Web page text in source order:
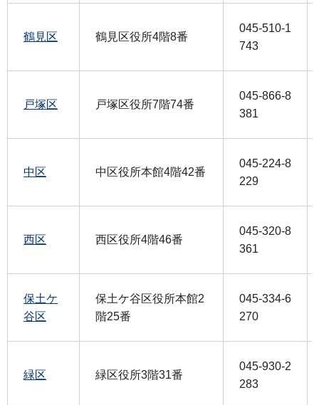
鶴見区 鶴見区役所4階8番
045-510-1
743
戸塚区 戸塚区役所7階74番
045-866-8
381
中区 中区役所本館4階42番
045-224-8
229
西区 西区役所4階46番
045-320-8
361
保土ケ
谷区
保土ケ谷区役所本館2
階25番
045-334-6
270
緑区 緑区役所3階31番
045-930-2
283